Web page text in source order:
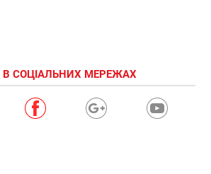
СОЦІАЛЬНИХ МЕРЕЖАХ